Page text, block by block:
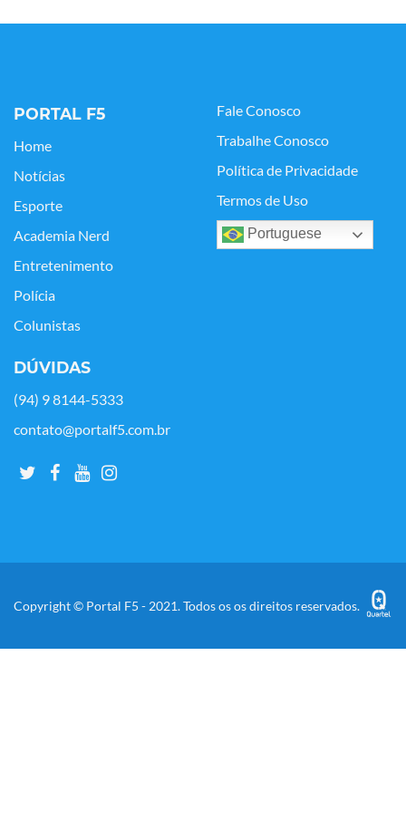
PORTAL F5
Home
Notícias
Esporte
Academia Nerd
Entretenimento
Polícia
Colunistas
Fale Conosco
Trabalhe Conosco
Política de Privacidade
Termos de Uso
Portuguese
DÚVIDAS
(94) 9 8144-5333
contato@portalf5.com.br
Copyright © Portal F5 - 2021. Todos os os direitos reservados.